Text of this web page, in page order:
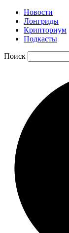
Новости
Лонгриды
Крипториум
Подкасты
Поиск